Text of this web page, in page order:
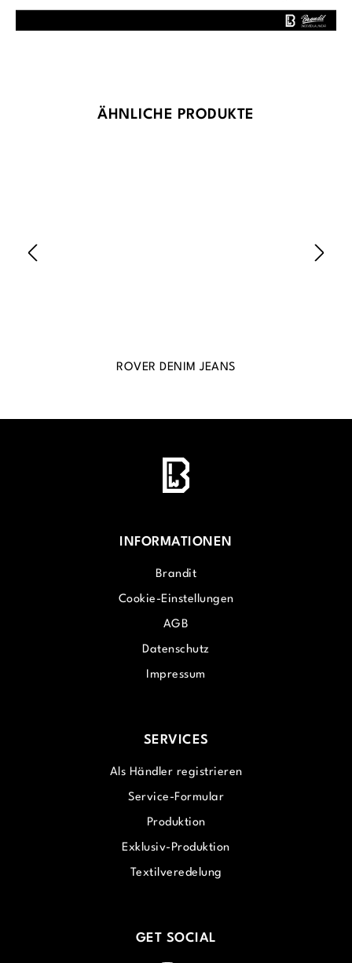
Produktgalerie überspringen
ÄHNLICHE PRODUKTE
ROVER DENIM JEANS
INFORMATIONEN
Brandit
Cookie-Einstellungen
AGB
Datenschutz
Impressum
SERVICES
Als Händler registrieren
Service-Formular
Produktion
Exklusiv-Produktion
Textilveredelung
GET SOCIAL